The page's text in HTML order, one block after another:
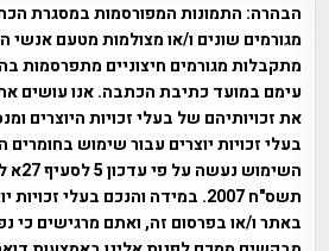
הבהרה: התמונות המפורסמות במסגרת
מגורמים שונים ו/או מצולמות מטעם
מתקבלות מגורמים חיצוניים
עימם במועד כתיבת הכתבה. אנו עושים
את זכויותיהם של בעלי זכויות היוצרים
בעלי זכויות יוצרים עבור שימוש
תשס"ח 2007. במידה והנכם בעלי
באתר ו/או בפרסום זה, ואתם מרגישים כי